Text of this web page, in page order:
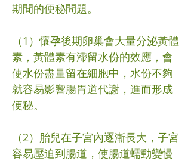
期間的便秘問題。
（1）懷孕後期卵巢會大量分泌黃體
素，黃體素有滯留水份的效應，會
使水份盡量留在細胞中，水份不夠
就容易影響腸胃道代謝，進而形成
便秘。
（2）胎兒在子宮內逐漸長大，子宮
容易壓迫到腸道，使腸道蠕動變慢